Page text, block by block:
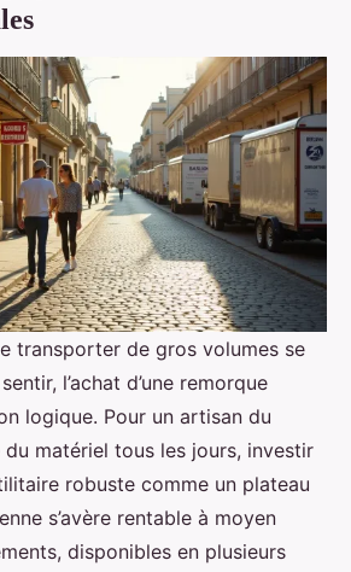
transporter de gros volumes se
l’achat d’une remorque
logique. Pour un artisan du
matériel tous les jours, investir
robuste comme un plateau
s’avère rentable à moyen
disponibles en plusieurs